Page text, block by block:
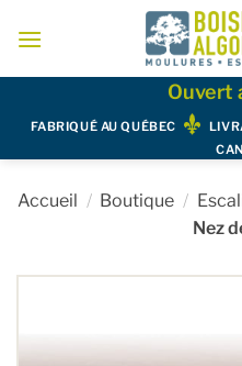
Ouvert
FABRIQUÉ AU QUÉBEC
Accueil / Boutique /
Nez